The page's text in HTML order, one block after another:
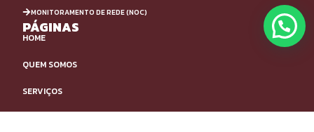
MONITORAMENTO DE REDE (NOC)
PÁGINAS
HOME
QUEM SOMOS
SERVIÇOS